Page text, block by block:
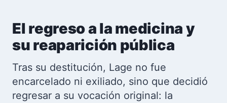
El regreso a la medicina y
su reaparición pública
Tras su destitución, Lage no fue
encarcelado ni exiliado, sino que decidió
regresar a su vocación original: la